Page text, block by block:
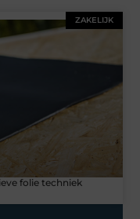
ZAKELIJK
folie techniek